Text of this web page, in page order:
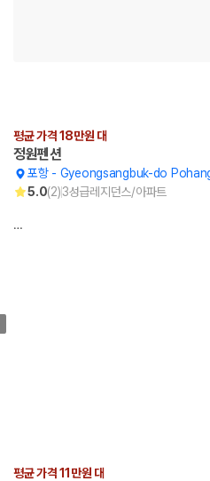
평균 가격 18만원 대
정원펜션
포항- Gyeongsangbuk-do Pohang
5.0(2)3성급레지던스/아파트
…
평균 가격 11만원 대